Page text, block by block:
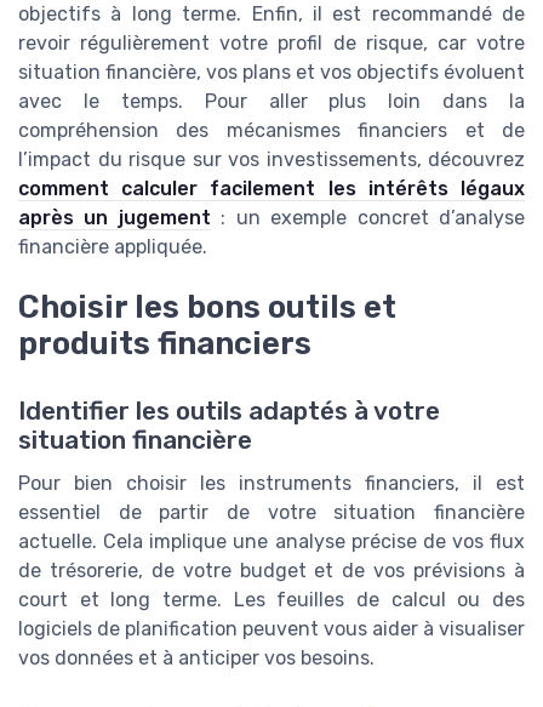
objectifs à long terme. Enfin, il est recommandé de
revoir régulièrement votre profil de risque, car votre
situation financière, vos plans et vos objectifs évoluent
avec le temps. Pour aller plus loin dans la
compréhension des mécanismes financiers et de
l’impact du risque sur vos investissements, découvrez
comment calculer facilement les intérêts légaux
après un jugement : un exemple concret d’analyse
financière appliquée.
Choisir les bons outils et
produits financiers
Identifier les outils adaptés à votre
situation financière
Pour bien choisir les instruments financiers, il est
essentiel de partir de votre situation financière
actuelle. Cela implique une analyse précise de vos flux
de trésorerie, de votre budget et de vos prévisions à
court et long terme. Les feuilles de calcul ou des
logiciels de planification peuvent vous aider à visualiser
vos données et à anticiper vos besoins.